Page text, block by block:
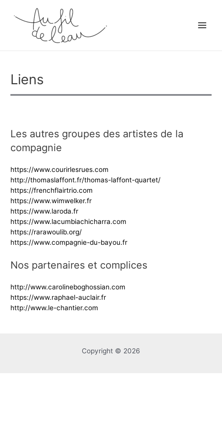
Liens
Les autres groupes des artistes de la
compagnie
https://www.courirlesrues.com
http://thomaslaffont.fr/thomas-laffont-quartet/
https://frenchflairtrio.com
https://www.wimwelker.fr
https://www.laroda.fr
https://www.lacumbiachicharra.com
https://rarawoulib.org/
https://www.compagnie-du-bayou.fr
Nos partenaires et complices
http://www.carolineboghossian.com
https://www.raphael-auclair.fr
http://www.le-chantier.com
Copyright © 2026